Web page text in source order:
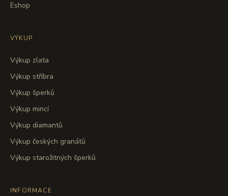
Eshop
VÝKUP
Výkup zlata
Výkup stříbra
Výkup šperků
Výkup mincí
Výkup diamantů
Výkup českých granátů
Výkup starožitných šperků
INFORMACE